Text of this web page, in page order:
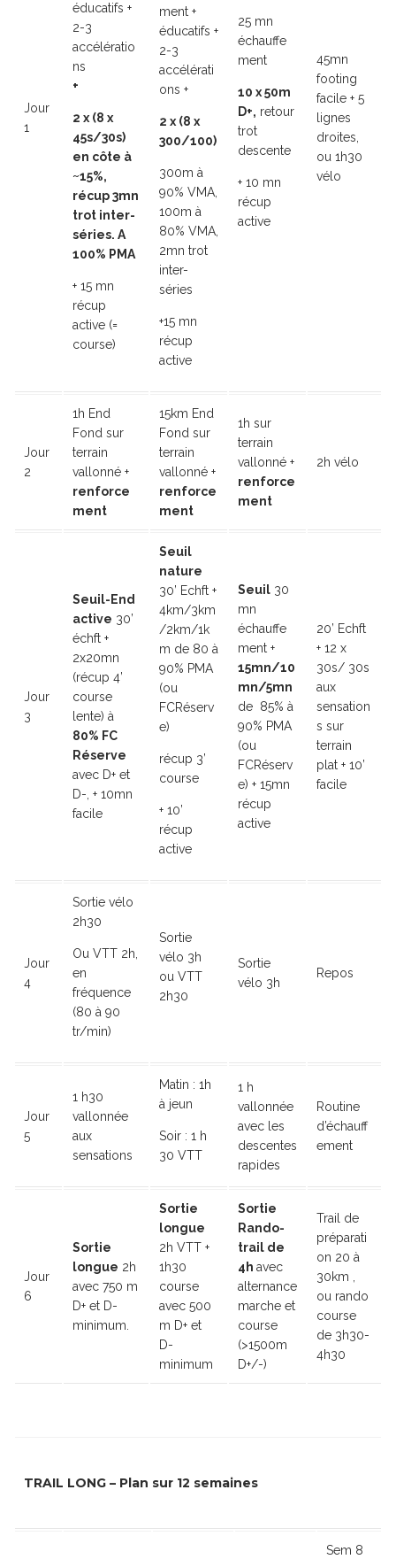
Jour
1
éducatifs +
2-3
accélératio
ns
+
2 x (8 x
45s/30s)
en côte à
~15%,
récup 3mn
trot inter-
séries. A
100% PMA
+ 15 mn
récup
active (=
course)
ment +
éducatifs +
2-3
accélérati
ons +
2 x (8 x
300/100)
300m à
90% VMA,
100m à
80% VMA,
2mn trot
inter-
séries
+15 mn
récup
active
25 mn
échauffe
ment
10 x 50m
D+, retour
trot
descente
+ 10 mn
récup
active
45mn
footing
facile + 5
lignes
droites,
ou 1h30
vélo
Jour
2
1h End
Fond sur
terrain
vallonné +
renforce
ment
15km End
Fond sur
terrain
vallonné +
renforce
ment
1h sur
terrain
vallonné +
renforce
ment
2h vélo
Jour
3
Seuil-End
active 30’
échft +
2x20mn
(récup 4’
course
lente) à
80% FC
Réserve
avec D+ et
D-, + 10mn
facile
Seuil
nature
30’ Echft +
4km/3km
/2km/1k
m de 80 à
90% PMA
(ou
FCRéserv
e)
récup 3’
course
+ 10’
récup
active
Seuil 30
mn
échauffe
ment +
15mn/10
mn/5mn
de 85% à
90% PMA
(ou
FCRéserv
e) + 15mn
récup
active
20’ Echft
+ 12 x
30s/ 30s
aux
sensation
s sur
terrain
plat + 10’
facile
Jour
4
Sortie vélo
2h30
Ou VTT 2h,
en
fréquence
(80 à 90
tr/min)
Sortie
vélo 3h
ou VTT
2h30
Sortie
vélo 3h
Repos
Jour
5
1 h30
vallonnée
aux
sensations
Matin : 1h
à jeun
Soir : 1 h
30 VTT
1 h
vallonnée
avec les
descentes
rapides
Routine
d’échauff
ement
Jour
6
Sortie
longue 2h
avec 750 m
D+ et D-
minimum.
Sortie
longue
2h VTT +
1h30
course
avec 500
m D+ et
D-
minimum
Sortie
Rando-
trail de
4h avec
alternance
marche et
course
(>1500m
D+/-)
Trail de
préparati
on 20 à
30km ,
ou rando
course
de 3h30-
4h30
TRAIL LONG – Plan sur 12 semaines
Sem 8